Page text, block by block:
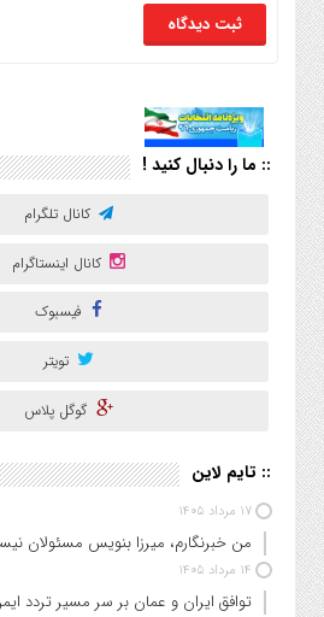
:: ما را دنبال کنید !
کانال تلگرام
کانال اینستاگرام
فیسبوک
تویتر
گوگل پلاس
:: تایم لاین
۱۷ مرداد ۱۴۰۵
من خبرنگارم، میرزا بنویس مسئولان
۱۴ مرداد ۱۴۰۵
توافق ایران و عمان بر سر مسیر تردد